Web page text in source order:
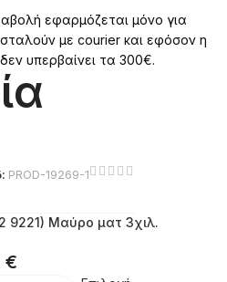
εφαρμόζεται μόνο για
με courier και εφόσον η
υπερβαίνει τα 300€.
PROD-19269-1
9221) Μαύρο ματ 3χιλ.
€